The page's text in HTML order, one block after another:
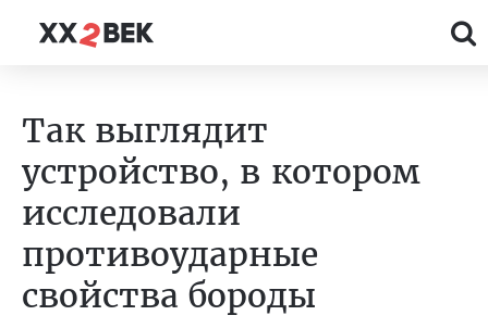
Так выглядит
устройство, в котором
исследовали
противоударные
свойства бороды